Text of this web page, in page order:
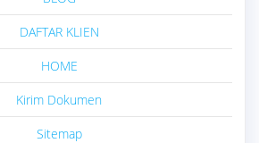
DAFTAR KLIEN
HOME
Kirim Dokumen
Sitemap